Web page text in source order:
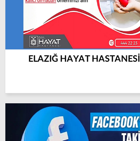
ELAZIĞ HAYAT HASTANESİ